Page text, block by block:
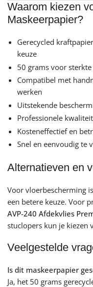
Waarom kiezen
Maskeerpapier?
Gerecycled
keuze
50 grams voor
Compatibel met
werken
Uitstekende
Professionele
Kosteneffectief en
Snel en eenvoudig te
Alternatieven en
Voor vloerbescherming is
een betere keuze. Voor
AVP-240 Afdekvlies
stuclopers kun je kiezen
Veelgestelde
Is dit maskeerpapier
Ja, het 50 grams